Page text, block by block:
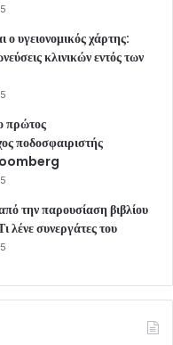
υγειονομικός χάρτης:
κλινικών εντός των
πρώτος
ποδοσφαιριστής
την παρουσίαση βιβλίου
λένε συνεργάτες του